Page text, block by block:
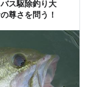
ス駆除釣り大
尊さを問う！